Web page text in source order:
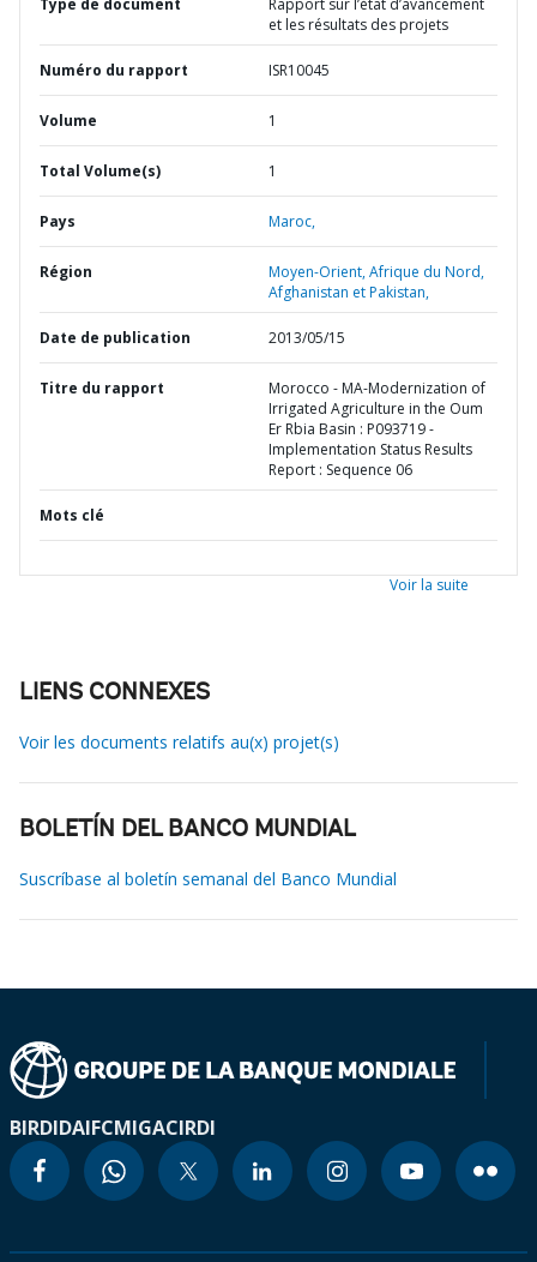
Type de document
Rapport sur l’état d’avancement
et les résultats des projets
Numéro du rapport ISR10045
Volume 1
Total Volume(s) 1
Pays Maroc,
Région
Moyen-Orient, Afrique du Nord,
Afghanistan et Pakistan,
Date de publication 2013/05/15
Titre du rapport
Morocco - MA-Modernization of
Irrigated Agriculture in the Oum
Er Rbia Basin : P093719 -
Implementation Status Results
Report : Sequence 06
Mots clé
Voir la suite
LIENS CONNEXES
Voir les documents relatifs au(x) projet(s)
BOLETÍN DEL BANCO MUNDIAL
Suscríbase al boletín semanal del Banco Mundial
BIRDIDAIFCMIGACIRDI